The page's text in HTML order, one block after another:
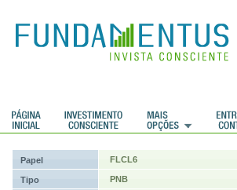
Papel FLCL6
Tipo PNB